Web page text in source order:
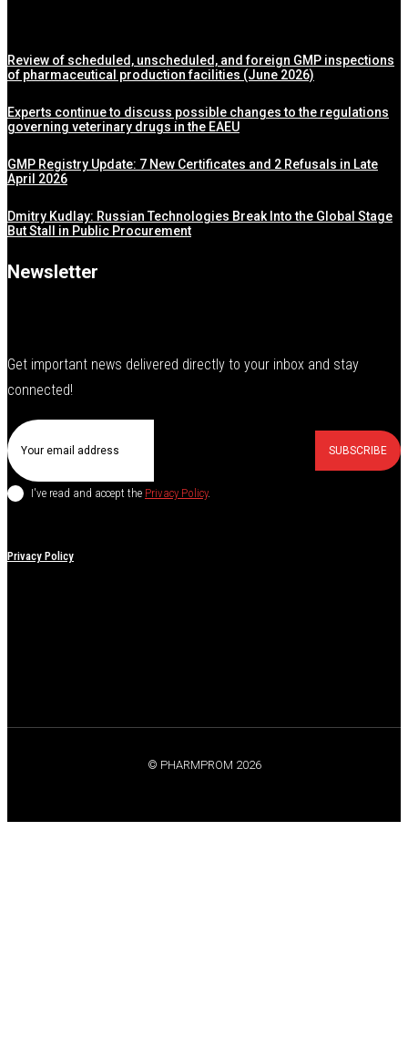
Review of scheduled, unscheduled, and foreign GMP inspections
of pharmaceutical production facilities (June 2026)
Experts continue to discuss possible changes to the regulations
governing veterinary drugs in the EAEU
GMP Registry Update: 7 New Certificates and 2 Refusals in Late
April 2026
Dmitry Kudlay: Russian Technologies Break Into the Global Stage
But Stall in Public Procurement
Newsletter
Get important news delivered directly to your inbox and stay
connected!
SUBSCRIBE
I've read and accept the Privacy Policy.
Privacy Policy
© PHARMPROM 2026